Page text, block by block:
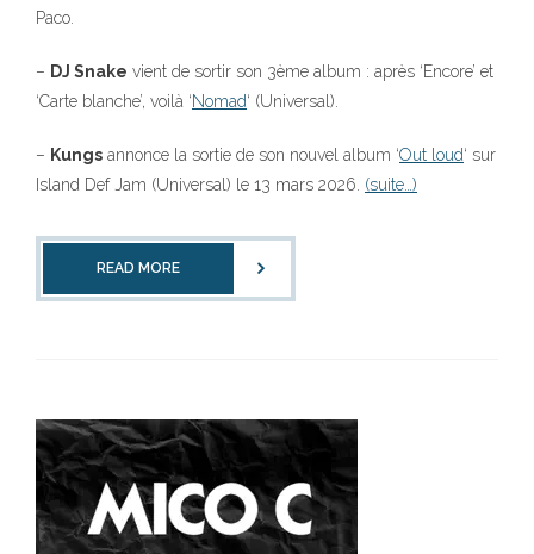
Paco.
– DJ Snake vient de sortir son 3ème album : après ‘Encore’ et
‘Carte blanche’, voilà ‘Nomad‘ (Universal).
– Kungs annonce la sortie de son nouvel album ‘Out loud‘ sur
Island Def Jam (Universal) le 13 mars 2026. (suite…)
READ MORE